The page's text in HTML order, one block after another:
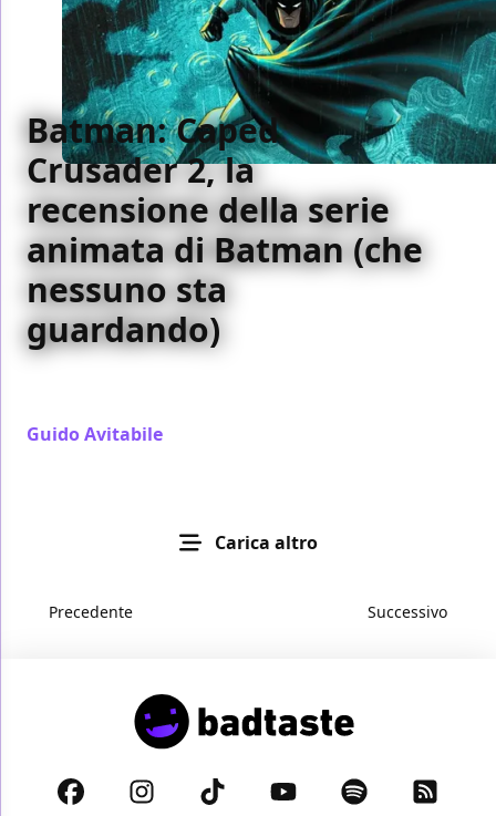
Batman: Caped
Crusader 2, la
recensione della serie
animata di Batman (che
nessuno sta
guardando)
Guido Avitabile
Carica altro
Precedente Successivo